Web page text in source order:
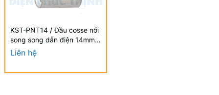
KST-PNT14 / Đầu cosse nối
song song dẫn điện 14mm2
- NON-INSULATED
PARALLEL CONNECTORS
Liên hệ